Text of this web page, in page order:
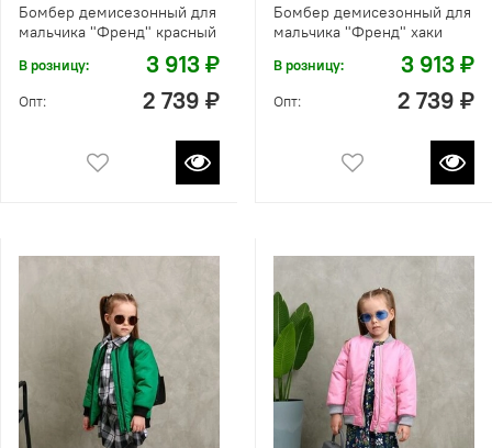
Бомбер демисезонный для
мальчика "Френд" красный
В розницу: 3 913 ₽
Опт: 2 739 ₽
Бомбер демисезонный для
мальчика "Френд" хаки
В розницу: 3 913 ₽
Опт: 2 739 ₽